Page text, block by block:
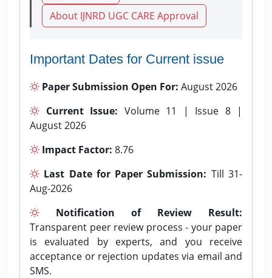
About IJNRD UGC CARE Approval
Important Dates for Current issue
Paper Submission Open For: August 2026
Current Issue: Volume 11 | Issue 8 |
August 2026
Impact Factor: 8.76
Last Date for Paper Submission: Till 31-
Aug-2026
Notification of Review Result:
Transparent peer review process - your paper
is evaluated by experts, and you receive
acceptance or rejection updates via email and
SMS.